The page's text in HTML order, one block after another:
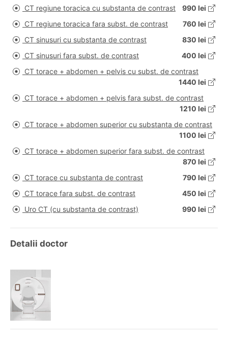
CT regiune toracica cu substanta de contrast
990 lei
CT regiune toracica fara subst. de contrast
760 lei
CT sinusuri cu substanta de contrast
830 lei
CT sinusuri fara subst. de contrast
400 lei
CT torace + abdomen + pelvis cu subst. de contrast
1440 lei
CT torace + abdomen + pelvis fara subst. de contrast
1210 lei
CT torace + abdomen superior cu substanta de contrast
1100 lei
CT torace + abdomen superior fara subst. de contrast
870 lei
CT torace cu substanta de contrast
790 lei
CT torace fara subst. de contrast
450 lei
Uro CT (cu substanta de contrast)
990 lei
Detalii doctor